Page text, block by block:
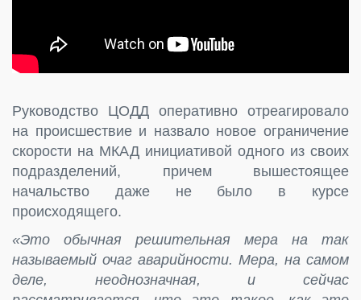
Руководство ЦОДД оперативно отреагировало
на происшествие и назвало новое ограничение
скорости на МКАД инициативой одного из своих
подразделений, причем вышестоящее
начальство даже не было в курсе
происходящего.
«Это обычная решительная мера на так
называемый очаг аварийности. Мера, на самом
деле, неоднозначная, и сейчас